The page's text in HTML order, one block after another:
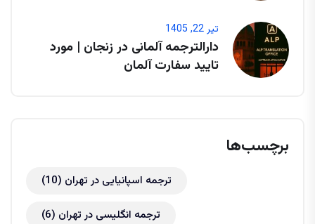
تیر 22, 1405
دارالترجمه آلمانی در زنجان | مورد
تایید سفارت آلمان
برچسب‌ها
ترجمه اسپانیایی در تهران (10)
ترجمه انگلیسی در تهران (6)